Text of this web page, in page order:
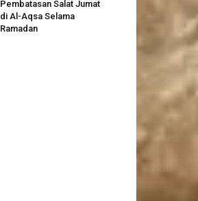
Pembatasan Salat Jumat
di Al-Aqsa Selama
Ramadan